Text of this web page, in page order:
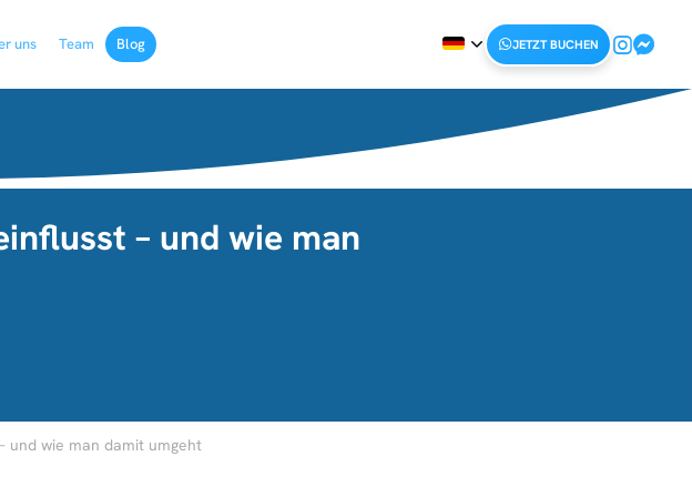
uns Team Blog JETZT BUCHEN
– und wie man
und wie man damit umgeht